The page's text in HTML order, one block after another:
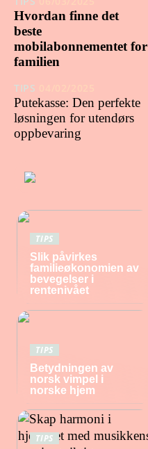
Hvordan finne det
beste
mobilabonnementet for
familien
TIPS
Putekasse: Den perfekte
løsningen for utendørs
oppbevaring
TIPS
Slik påvirkes
familieøkonomien av
bevegelser i
rentenivået
TIPS
Betydningen av
norsk vimpel i
norske hjem
TIPS